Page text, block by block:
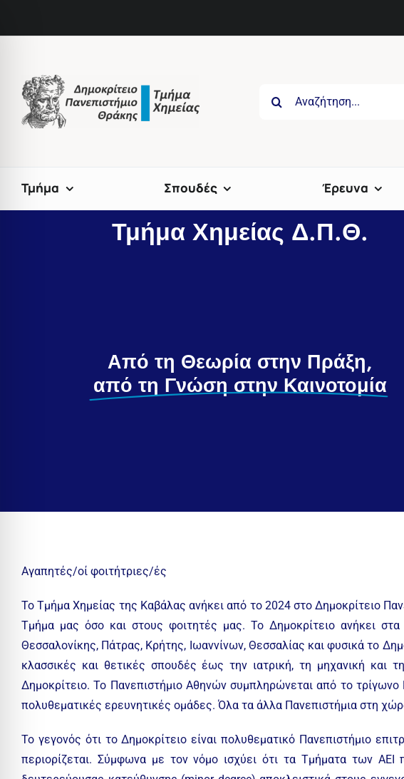
Τμήμα Σπουδές Έρευνα
Τμήμα Χημείας Δ.Π.Θ.
Από τη Θεωρία στην Πράξη,
από τη Γνώση στην Καινοτομία
Αγαπητές/οί φοιτήτριες/ές
Το Τμήμα Χημείας της Καβάλας ανήκει από το 2024 στο Δημοκρίτειο
Τμήμα μας όσο και στους φοιτητές μας. Το Δημοκρίτειο ανήκει
Θεσσαλονίκης, Πάτρας, Κρήτης, Ιωαννίνων, Θεσσαλίας και φυσικά το
κλασσικές και θετικές σπουδές έως την ιατρική, τη μηχανική και
Δημοκρίτειο. Το Πανεπιστήμιο Αθηνών συμπληρώνεται από το
πολυθεματικές ερευνητικές ομάδες. Όλα τα άλλα Πανεπιστήμια στη
Το γεγονός ότι το Δημοκρίτειο είναι πολυθεματικό Πανεπιστήμιο
περιορίζεται. Σύμφωνα με τον νόμο ισχύει ότι τα Τμήματα των